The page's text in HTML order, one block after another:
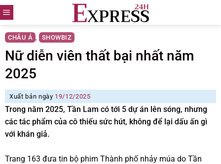
Skip
to
content
CHÂU Á , SHOWBIZ
Nữ diễn viên thất bại nhất năm
2025
Xuất bản ngày 19/12/2025
Trong năm 2025, Tần Lam có tới 5 dự án lên sóng, nhưng
các tác phẩm của cô thiếu sức hút, không để lại dấu ấn gì
với khán giả.
Trang 163 đưa tin bộ phim Thành phố nhảy múa do Tần